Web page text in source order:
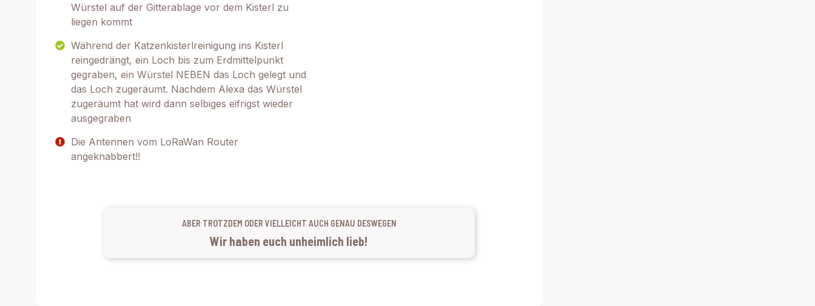
Würstel auf der Gitterablage vor dem Kisterl zu
liegen kommt
Während der Katzenkisterlreinigung ins Kisterl
reingedrängt, ein Loch bis zum Erdmittelpunkt
gegraben, ein Würstel NEBEN das Loch gelegt und
das Loch zugeräumt. Nachdem Alexa das Würstel
zugeräumt hat wird dann selbiges eifrigst wieder
ausgegraben
Die Antennen vom LoRaWan Router
angeknabbert!!
ABER TROTZDEM ODER VIELLEICHT AUCH GENAU DESWEGEN
Wir haben euch unheimlich lieb!